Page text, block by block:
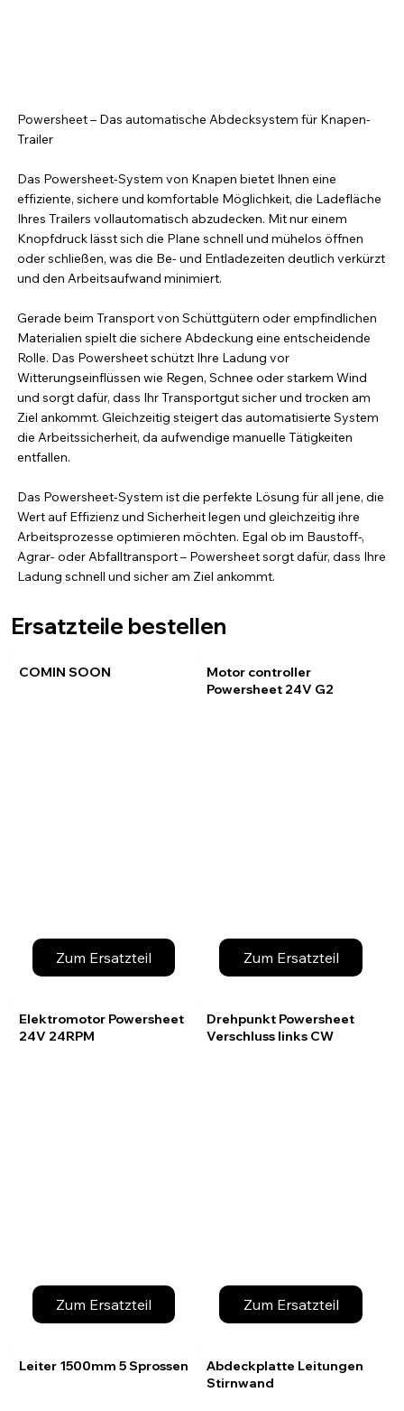
Powersheet – Das automatische Abdecksystem für Knapen-
Trailer
Das Powersheet-System von Knapen bietet Ihnen eine
effiziente, sichere und komfortable Möglichkeit, die Ladefläche
Ihres Trailers vollautomatisch abzudecken. Mit nur einem
Knopfdruck lässt sich die Plane schnell und mühelos öffnen
oder schließen, was die Be- und Entladezeiten deutlich verkürzt
und den Arbeitsaufwand minimiert.
Gerade beim Transport von Schüttgütern oder empfindlichen
Materialien spielt die sichere Abdeckung eine entscheidende
Rolle. Das Powersheet schützt Ihre Ladung vor
Witterungseinflüssen wie Regen, Schnee oder starkem Wind
und sorgt dafür, dass Ihr Transportgut sicher und trocken am
Ziel ankommt. Gleichzeitig steigert das automatisierte System
die Arbeitssicherheit, da aufwendige manuelle Tätigkeiten
entfallen.
Das Powersheet-System ist die perfekte Lösung für all jene, die
Wert auf Effizienz und Sicherheit legen und gleichzeitig ihre
Arbeitsprozesse optimieren möchten. Egal ob im Baustoff-,
Agrar- oder Abfalltransport – Powersheet sorgt dafür, dass Ihre
Ladung schnell und sicher am Ziel ankommt.
Ersatzteile bestellen
COMIN SOON
Zum Ersatzteil
Motor controller
Powersheet 24V G2
Zum Ersatzteil
Elektromotor Powersheet
24V 24RPM
Zum Ersatzteil
Drehpunkt Powersheet
Verschluss links CW
Zum Ersatzteil
Leiter 1500mm 5 Sprossen
Abdeckplatte Leitungen
Stirnwand